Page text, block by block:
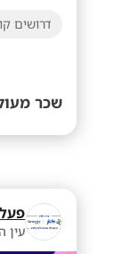
דרושים
שכר
עין